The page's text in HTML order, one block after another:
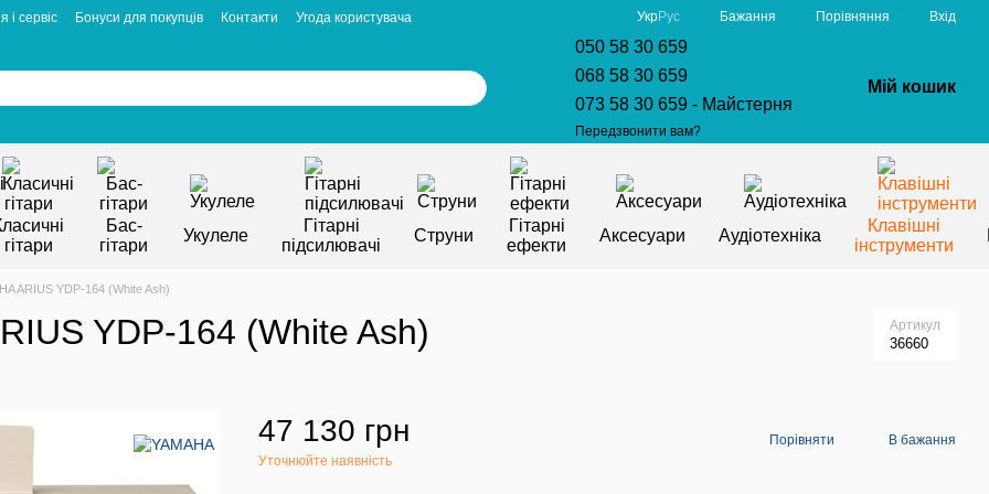
і сервіс Бонуси для покупців Контакти
Угода користувача
УкрРус Бажання Порівняння Вхід
050 58 30 659
068 58 30 659
073 58 30 659 - Майстерня
Передзвонити вам?
Мій кошик
гітари
Бас-
гітари
Укулеле
Гітарні
підсилювачі
Струни
Гітарні
ефекти
Аксесуари Аудіотехніка
Клавішні
інструменти
ARIUS YDP-164 (White Ash)
YDP-164 (White Ash) Артикул
36660
47 130 грн
Уточнюйте наявність
Порівняти В бажання